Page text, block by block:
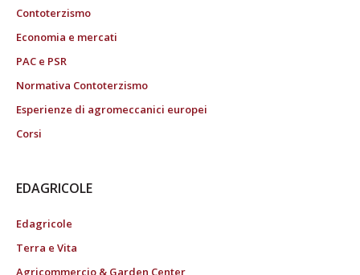
Contoterzismo
Economia e mercati
PAC e PSR
Normativa Contoterzismo
Esperienze di agromeccanici europei
Corsi
EDAGRICOLE
Edagricole
Terra e Vita
Agricommercio & Garden Center